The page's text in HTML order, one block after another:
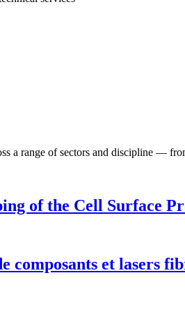
a range of sectors and discipline —
of the Cell Surface
composants et lasers